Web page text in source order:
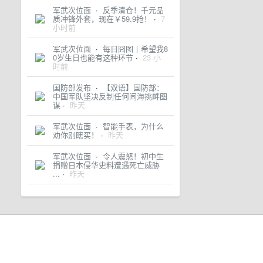
军武次位面 · 反季清仓！千元品
质冲锋外套，现在￥59.9抢！ · 7
小时前
军武次位面 · 每日囧图丨希望我8
0岁生日也能有这种环节 · 23 小
时前
国防部发布 · 【双语】国防部：
中国军队坚决反制任何闹海挑衅图
谋 · 昨天
军武次位面 · 智能手表，为什么
劝你别瞎买！ · 昨天
军武次位面 · 令人震怒！初中生
捐赠日本侵华史料遭遇死亡威胁
... · 昨天